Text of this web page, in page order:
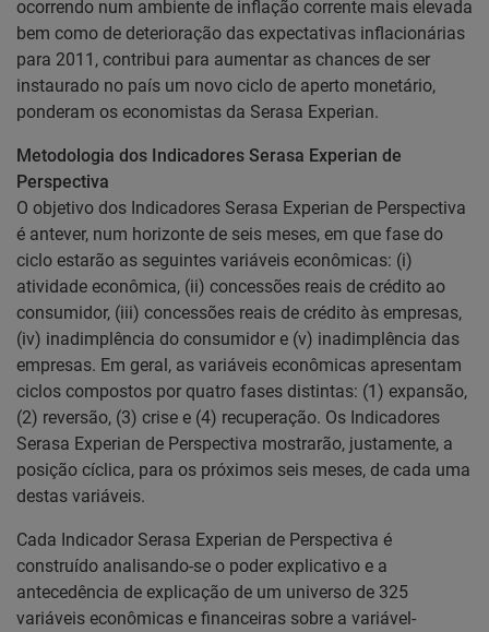
ocorrendo num ambiente de inflação corrente mais elevada
bem como de deterioração das expectativas inflacionárias
para 2011, contribui para aumentar as chances de ser
instaurado no país um novo ciclo de aperto monetário,
ponderam os economistas da Serasa Experian.
Metodologia dos Indicadores Serasa Experian de
Perspectiva
O objetivo dos Indicadores Serasa Experian de Perspectiva
é antever, num horizonte de seis meses, em que fase do
ciclo estarão as seguintes variáveis econômicas: (i)
atividade econômica, (ii) concessões reais de crédito ao
consumidor, (iii) concessões reais de crédito às empresas,
(iv) inadimplência do consumidor e (v) inadimplência das
empresas. Em geral, as variáveis econômicas apresentam
ciclos compostos por quatro fases distintas: (1) expansão,
(2) reversão, (3) crise e (4) recuperação. Os Indicadores
Serasa Experian de Perspectiva mostrarão, justamente, a
posição cíclica, para os próximos seis meses, de cada uma
destas variáveis.
Cada Indicador Serasa Experian de Perspectiva é
construído analisando-se o poder explicativo e a
antecedência de explicação de um universo de 325
variáveis econômicas e financeiras sobre a variável-